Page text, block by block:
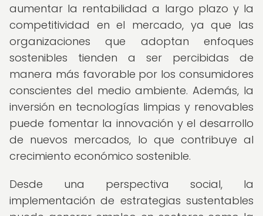
aumentar la rentabilidad a largo plazo y la
competitividad en el mercado, ya que las
organizaciones que adoptan enfoques
sostenibles tienden a ser percibidas de
manera más favorable por los consumidores
conscientes del medio ambiente. Además, la
inversión en tecnologías limpias y renovables
puede fomentar la innovación y el desarrollo
de nuevos mercados, lo que contribuye al
crecimiento económico sostenible.
Desde una perspectiva social, la
implementación de estrategias sustentables